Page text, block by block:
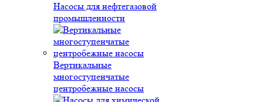
Насосы для нефтегазовой
промышленности
Вертикальные
многоступенчатые
центробежные насосы